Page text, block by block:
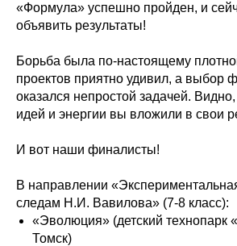
«Формула» успешно пройден, и
объявить результаты!
Борьба была по-настоящему
проектов приятно удивил, а выбор
оказался непростой задачей. Видно,
идей и энергии вы вложили в свои
И вот наши финалисты!
В направлении
следам Н.И. Вавилова» (7-8 класс):
«Эволюция» (детский технопарк
Томск)